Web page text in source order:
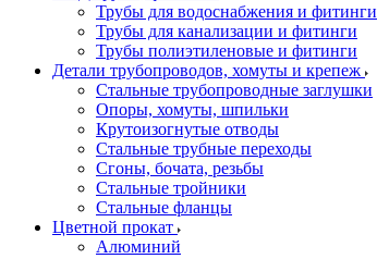
Трубы для водоснабжения и фитинги
Трубы для канализации и фитинги
Трубы полиэтиленовые и фитинги
Детали трубопроводов, хомуты и крепеж
Стальные трубопроводные заглушки
Опоры, хомуты, шпильки
Крутоизогнутые отводы
Стальные трубные переходы
Сгоны, бочата, резьбы
Стальные тройники
Стальные фланцы
Цветной прокат
Алюминий